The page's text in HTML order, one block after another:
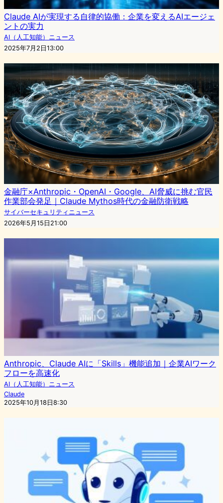
Claude AIが実現する自律的協働：企業を変えるAIエージェ
ントの実力
AI（人工知能）ニュース
2025年7月2日13:00
金融庁×Anthropic・OpenAI・Google、AI脅威に挑む官民
作業部会発足｜Claude Mythos時代の金融防衛戦略
サイバーセキュリティニュース
2026年5月15日21:00
Anthropic、Claude AIに「Skills」機能追加｜企業AIワーク
フローを高速化
AI（人工知能）ニュース
Claude
2025年10月18日8:30